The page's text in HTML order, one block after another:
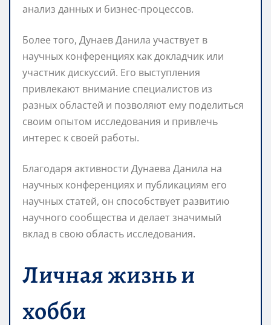
анализ данных и бизнес-процессов.
Более того, Дунаев Данила участвует в
научных конференциях как докладчик или
участник дискуссий. Его выступления
привлекают внимание специалистов из
разных областей и позволяют ему поделиться
своим опытом исследования и привлечь
интерес к своей работы.
Благодаря активности Дунаева Данила на
научных конференциях и публикациям его
научных статей, он способствует развитию
научного сообщества и делает значимый
вклад в свою область исследования.
Личная жизнь и
хобби